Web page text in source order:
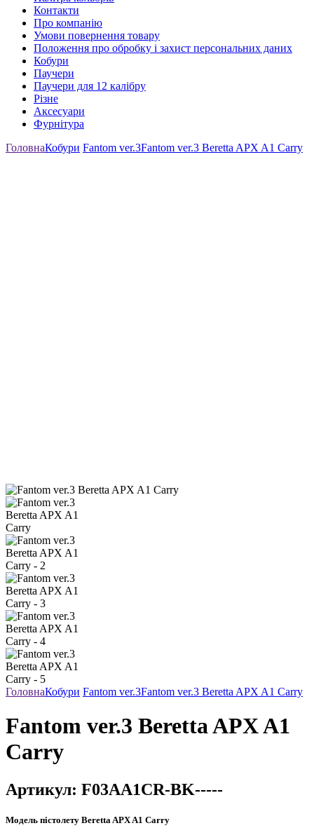
Контакти
Про компанію
Умови повернення товару
Положення про обробку і захист персональних даних
Кобури
Паучери
Паучери для 12 калібру
Різне
Аксесуари
Фурнітура
ГоловнаКобури Fantom ver.3Fantom ver.3 Beretta APX A1 Carry
ГоловнаКобури Fantom ver.3Fantom ver.3 Beretta APX A1 Carry
Fantom ver.3 Beretta APX A1
Carry
Артикул: F03AA1CR-BK-----
Модель пістолету Beretta APX A1 Carry